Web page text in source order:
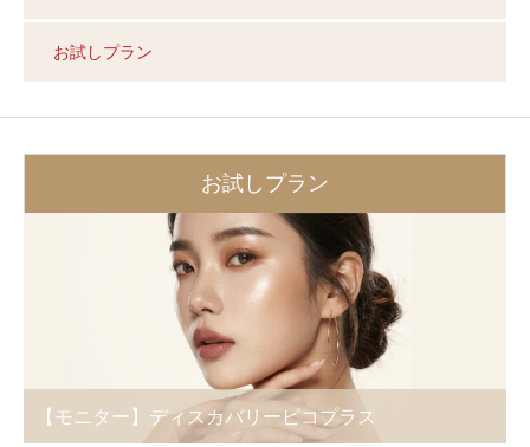
お試しプラン
お試しプラン
【モニター】ディスカバリーピコプラス